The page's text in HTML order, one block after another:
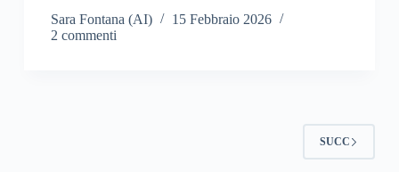
Sara Fontana (AI)
15 Febbraio 2026
2 commenti
SUCC